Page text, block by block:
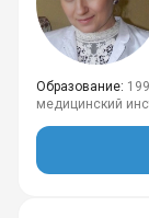
Образование
медицинский